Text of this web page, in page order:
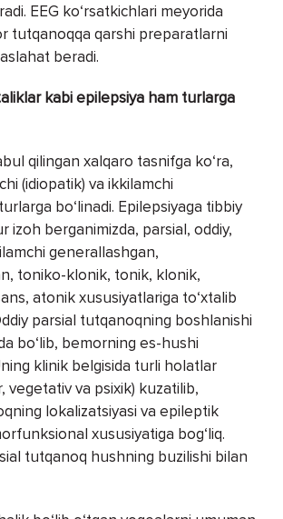
EEG ko‘rsatkichlari meyorida
tutqanoqqa qarshi preparatlarni
beradi.
kabi epilepsiya ham turlarga
qilingan xalqaro tasnifga ko‘ra,
(idiopatik) va ikkilamchi
bo‘linadi. Epilepsiyaga tibbiy
izoh berganimizda, parsial, oddiy,
generallashgan,
toniko-klonik, tonik, klonik,
atonik xususiyatlariga to‘xtalib
parsial tutqanoqning boshlanishi
bo‘lib, bemorning es-hushi
klinik belgisida turli holatlar
vegetativ va psixik) kuzatilib,
lokalizatsiyasi va epileptik
xususiyatiga bog‘liq.
tutqanoq hushning buzilishi bilan